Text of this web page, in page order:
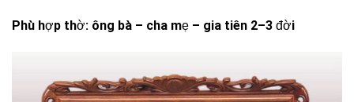
Phù hợp thờ: ông bà – cha mẹ – gia tiên 2–3 đời